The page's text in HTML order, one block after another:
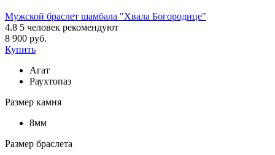
Мужской браслет шамбала "Хвала Богородице"
4.8 5 человек рекомендуют
8 900 руб.
Купить
Агат
Раухтопаз
Размер камня
8мм
Размер браслета